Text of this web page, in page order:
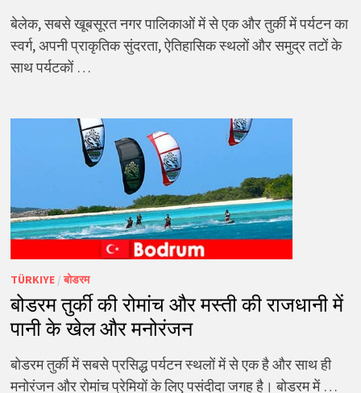
बेलेक, सबसे खूबसूरत नगर पालिकाओं में से एक और तुर्की में पर्यटन का
स्वर्ग, अपनी प्राकृतिक सुंदरता, ऐतिहासिक स्थलों और समुद्र तटों के
साथ पर्यटकों …
TÜRKIYE/बोडरम
बोडरम तुर्की की रोमांच और मस्ती की राजधानी में
पानी के खेल और मनोरंजन
बोडरम तुर्की में सबसे प्रसिद्ध पर्यटन स्थलों में से एक है और साथ ही
मनोरंजन और रोमांच प्रेमियों के लिए पसंदीदा जगह है। बोडरम में …